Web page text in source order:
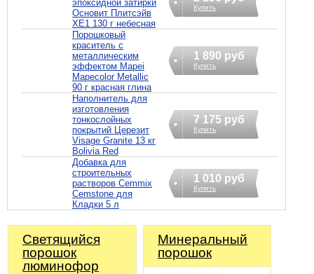
эпоксидной затирки
Основит Плитсэйв
XE1 130 г небесная
Купить
Порошковый
краситель с
металлическим
эффектом Mapei
Mapecolor Metallic
90 г красная глина
1 890 руб
Купить
Наполнитель для
изготовления
тонкослойных
покрытий Церезит
Visage Granite 13 кг
Bolivia Red
7 175 руб
Купить
Добавка для
строительных
растворов Cemmix
Cemstone для
Кладки 5 л
1 010 руб
Купить
Светящийся
порошок
люминофор
Минеральный
порошок